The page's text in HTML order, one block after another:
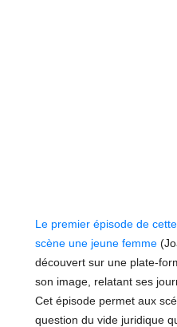
Le premier épisode de
scène une jeune femme
découvert sur une plate-
son image, relatant ses
Cet épisode permet aux
question du vide juridique